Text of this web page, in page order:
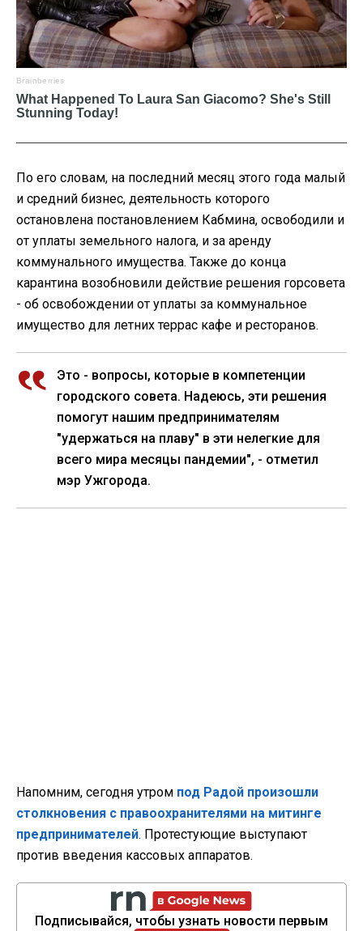
По его словам, на последний месяц этого года малый
и средний бизнес, деятельность которого
остановлена постановлением Кабмина, освободили и
от уплаты земельного налога, и за аренду
коммунального имущества. Также до конца
карантина возобновили действие решения горсовета
- об освобождении от уплаты за коммунальное
имущество для летних террас кафе и ресторанов.
Это - вопросы, которые в компетенции
городского совета. Надеюсь, эти решения
помогут нашим предпринимателям
"удержаться на плаву" в эти нелегкие для
всего мира месяцы пандемии", - отметил
мэр Ужгорода.
Напомним, сегодня утром под Радой произошли
столкновения с правоохранителями на митинге
предпринимателей. Протестующие выступают
против введения кассовых аппаратов.
Подписывайся, чтобы узнать новости первым